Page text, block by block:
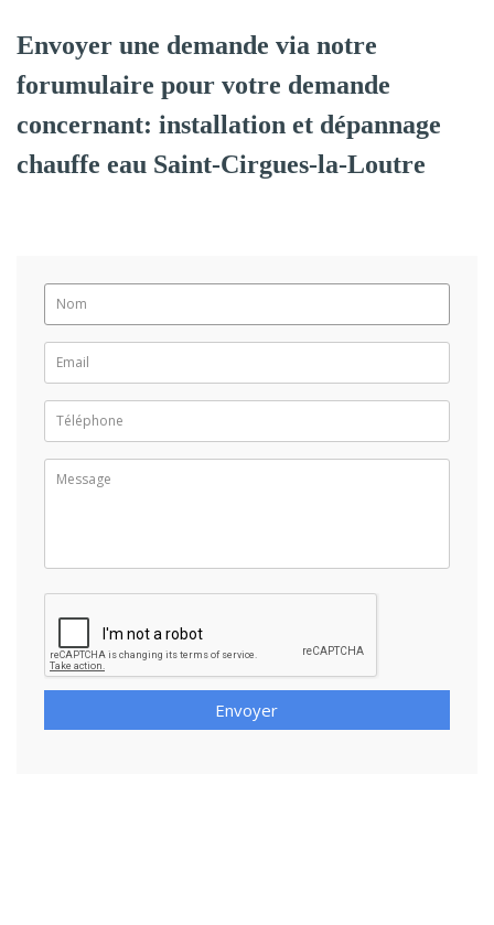
Envoyer une demande via notre
forumulaire pour votre demande
concernant: installation et dépannage
chauffe eau Saint-Cirgues-la-Loutre
Envoyer